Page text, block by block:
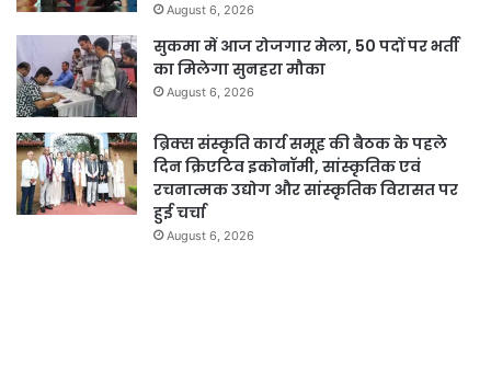
August 6, 2026
सुकमा में आज रोजगार मेला, 50 पदों पर भर्ती
का मिलेगा सुनहरा मौका
August 6, 2026
ब्रिक्स संस्कृति कार्य समूह की बैठक के पहले
दिन क्रिएटिव इकोनॉमी, सांस्कृतिक एवं
रचनात्मक उद्योग और सांस्कृतिक विरासत पर
हुई चर्चा
August 6, 2026